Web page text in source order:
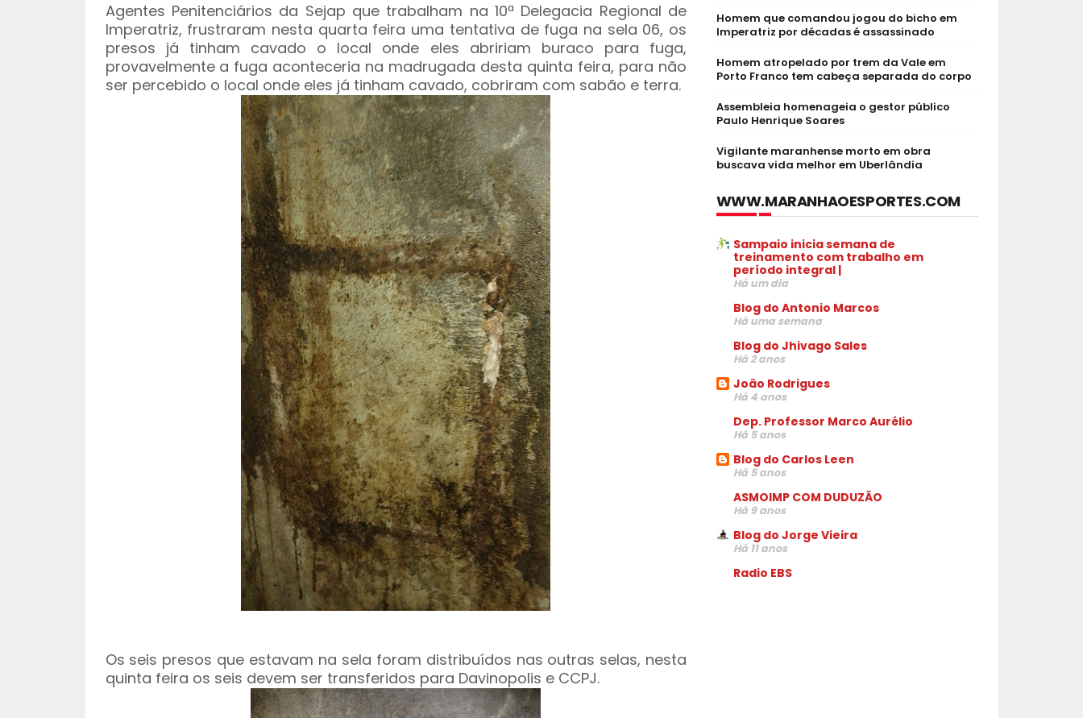
Agentes Penitenciários da Sejap que trabalham na 10ª Delegacia Regional de
Imperatriz, frustraram nesta quarta feira uma tentativa de fuga na sela 06, os
presos já tinham cavado o local onde eles abririam buraco para fuga,
provavelmente a fuga aconteceria na madrugada desta quinta feira, para não
ser percebido o local onde eles já tinham cavado, cobriram com sabão e terra.
Os seis presos que estavam na sela foram distribuídos nas outras selas, nesta
quinta feira os seis devem ser transferidos para Davinopolis e CCPJ.
Homem que comandou jogou do bicho em
Imperatriz por décadas é assassinado
Homem atropelado por trem da Vale em
Porto Franco tem cabeça separada do corpo
Assembleia homenageia o gestor público
Paulo Henrique Soares
Vigilante maranhense morto em obra
buscava vida melhor em Uberlândia
WWW.MARANHAOESPORTES.COM
Sampaio inicia semana de
treinamento com trabalho em
período integral |
Há um dia
Blog do Antonio Marcos
Há uma semana
Blog do Jhivago Sales
Há 2 anos
João Rodrigues
Há 4 anos
Dep. Professor Marco Aurélio
Há 5 anos
Blog do Carlos Leen
Há 5 anos
ASMOIMP COM DUDUZÃO
Há 9 anos
Blog do Jorge Vieira
Há 11 anos
Radio EBS